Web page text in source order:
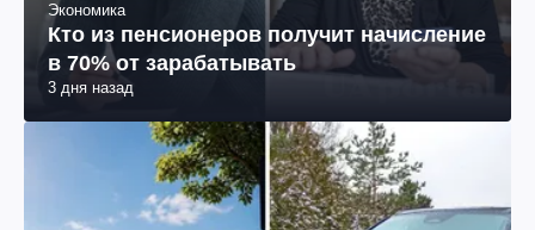
Экономика
Кто из пенсионеров получит начисление
в 70% от зарабатывать
3 дня назад